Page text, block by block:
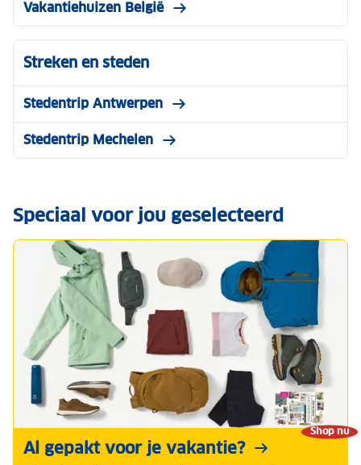
Vakantiehuizen België
Streken en steden
Stedentrip Antwerpen
Stedentrip Mechelen
Speciaal voor jou geselecteerd
Shop nu
Al gepakt voor je vakantie?